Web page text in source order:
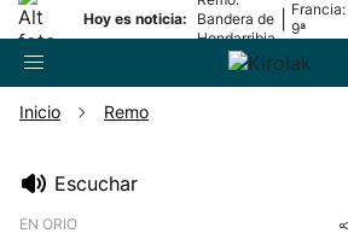
Hoy es noticia:
Bandera de
Hondarribia
Francia:
9ª
Inicio Remo
Escuchar
EN ORIO